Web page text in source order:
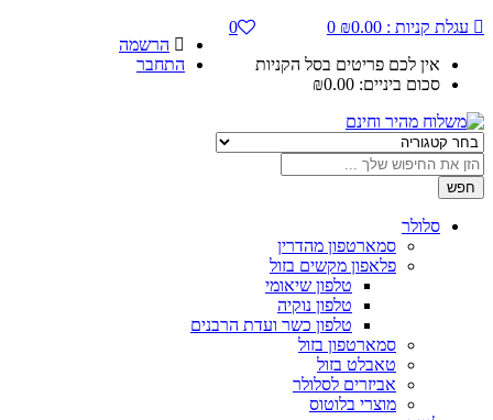
עגלת קניות :
₪0.00
0
אין לכם פריטים בסל הקניות
סכום ביניים:
₪0.00
0
הרשמה
התחבר
חפש
סלולר
סמארטפון מהדרין
פלאפון מקשים בזול
טלפון שיאומי
טלפון נוקיה
טלפון כשר ועדת הרבנים
סמארטפון בזול
טאבלט בזול
אביזרים לסלולר
מוצרי בלוטוס